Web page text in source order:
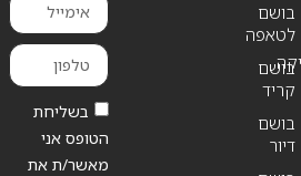
בושם
לטאפה
בושם
קריד
בושם
דיור
בשליחת
הטופס אני
מאשר/ת את